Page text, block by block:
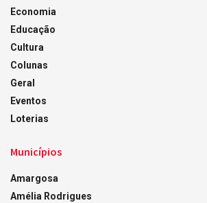
Economia
Educação
Cultura
Colunas
Geral
Eventos
Loterias
Municípios
Amargosa
Amélia Rodrigues